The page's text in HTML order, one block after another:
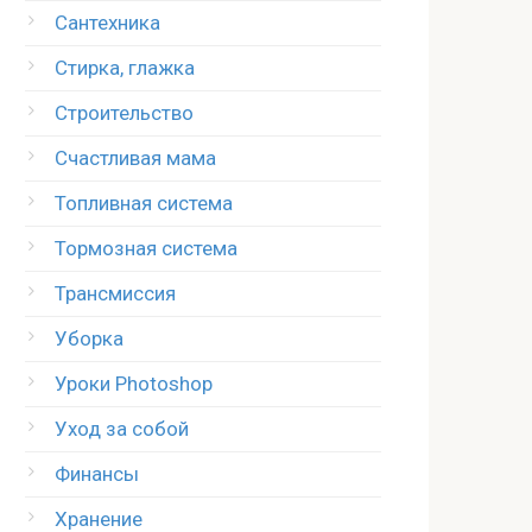
Сантехника
Стирка, глажка
Строительство
Счастливая мама
Топливная система
Тормозная система
Трансмиссия
Уборка
Уроки Photoshop
Уход за собой
Финансы
Хранение